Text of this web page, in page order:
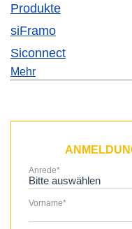
Produkte
siFramo
Siconnect
Mehr
Anrede*
Vorname*